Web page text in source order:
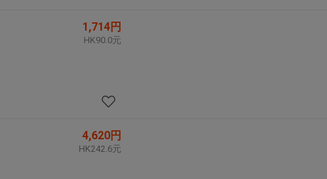
1,714円
HK90.0元
4,620円
HK242.6元